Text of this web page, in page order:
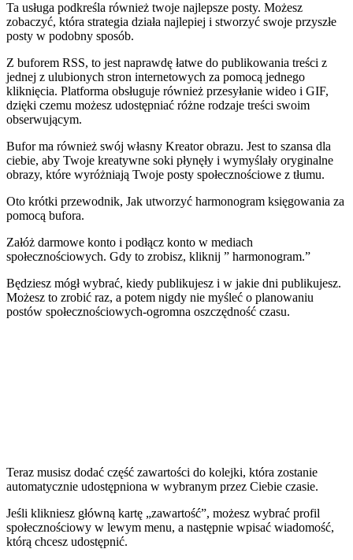
Ta usługa podkreśla również twoje najlepsze posty. Możesz
zobaczyć, która strategia działa najlepiej i stworzyć swoje przyszłe
posty w podobny sposób.
Z buforem RSS, to jest naprawdę łatwe do publikowania treści z
jednej z ulubionych stron internetowych za pomocą jednego
kliknięcia. Platforma obsługuje również przesyłanie wideo i GIF,
dzięki czemu możesz udostępniać różne rodzaje treści swoim
obserwującym.
Bufor ma również swój własny Kreator obrazu. Jest to szansa dla
ciebie, aby Twoje kreatywne soki płynęły i wymyślały oryginalne
obrazy, które wyróżniają Twoje posty społecznościowe z tłumu.
Oto krótki przewodnik, Jak utworzyć harmonogram księgowania za
pomocą bufora.
Załóż darmowe konto i podłącz konto w mediach
społecznościowych. Gdy to zrobisz, kliknij ” harmonogram.”
Będziesz mógł wybrać, kiedy publikujesz i w jakie dni publikujesz.
Możesz to zrobić raz, a potem nigdy nie myśleć o planowaniu
postów społecznościowych-ogromna oszczędność czasu.
Teraz musisz dodać część zawartości do kolejki, która zostanie
automatycznie udostępniona w wybranym przez Ciebie czasie.
Jeśli klikniesz główną kartę „zawartość”, możesz wybrać profil
społecznościowy w lewym menu, a następnie wpisać wiadomość,
którą chcesz udostępnić.